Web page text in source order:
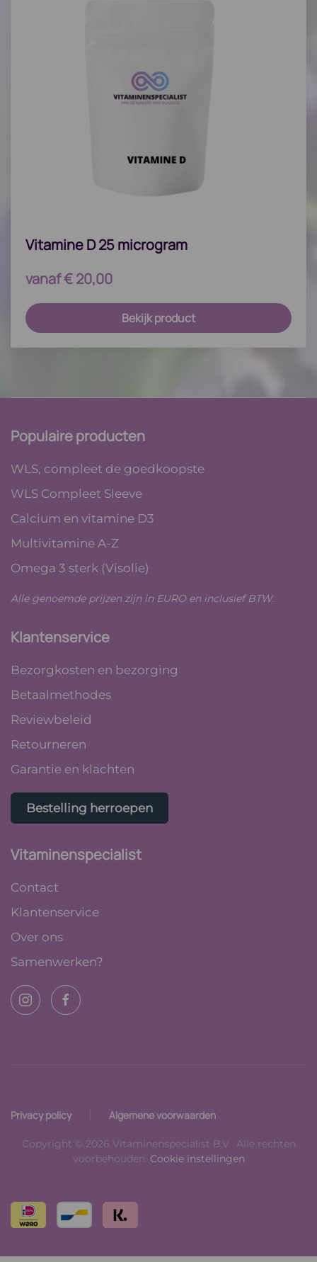
Vitamine D 25 microgram
vanaf€20,00
Bekijk product
Populaire producten
WLS, compleet de goedkoopste
WLS Compleet Sleeve
Calcium en vitamine D3
Multivitamine A-Z
Omega 3 sterk (Visolie)
Alle genoemde prijzen zijn in EURO en inclusief BTW.
Klantenservice
Bezorgkosten en bezorging
Betaalmethodes
Reviewbeleid
Retourneren
Garantie en klachten
Bestelling herroepen
Vitaminenspecialist
Contact
Klantenservice
Over ons
Samenwerken?
Privacy policy Algemene voorwaarden
Copyright © 2026 Vitaminenspecialist B.V. Alle rechten
voorbehouden. Cookie instellingen
Read
more
Read
more